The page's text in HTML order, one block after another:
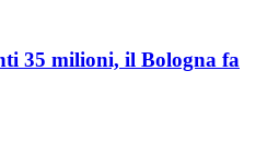
35 milioni, il Bologna fa